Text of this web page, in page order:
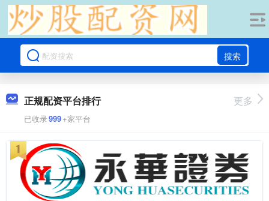
搜索
正规配资平台排行
已收录999+家平台
更多